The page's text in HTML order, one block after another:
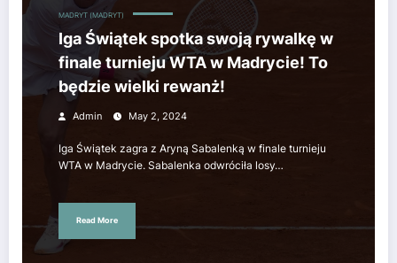
MADRYT (MADRYT)
Iga Świątek spotka swoją rywalkę w
finale turnieju WTA w Madrycie! To
będzie wielki rewanż!
Admin May 2, 2024
Iga Świątek zagra z Aryną Sabalenką w finale turnieju
WTA w Madrycie. Sabalenka odwróciła losy…
Read More